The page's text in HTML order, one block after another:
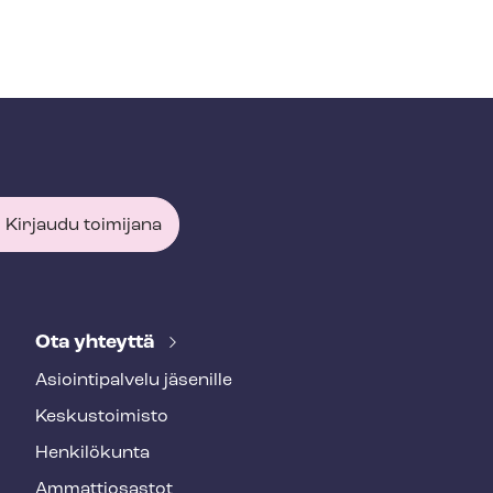
Kirjaudu toimijana
Ota yhteyttä
Asioin­ti­pal­ve­lu jäsenille
Keskustoimisto
Henkilökunta